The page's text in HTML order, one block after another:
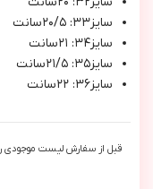
سايز٣٣: ٢٠/٥سانت
سايز٣٤: ٢١سانت
سايز٣٥: ٢١/٥سانت
سايز٣٦: ٢٢سانت
قبل از سفارش لیست موجودی